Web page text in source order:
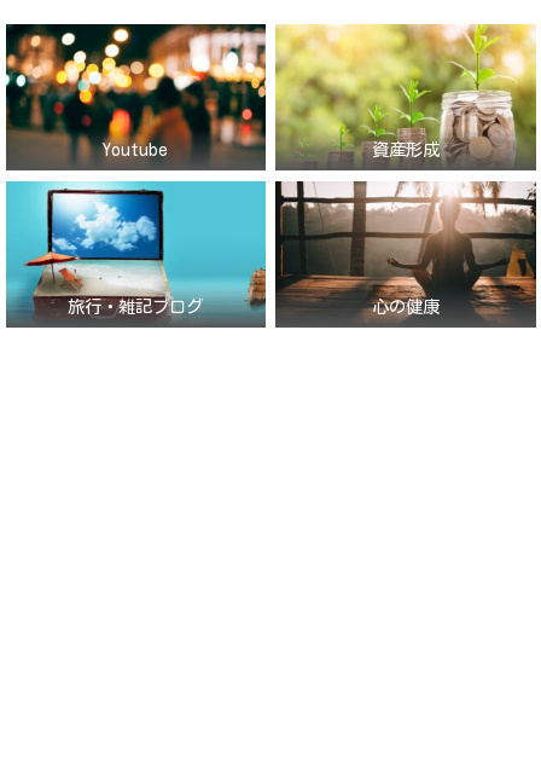
Youtube 資産形成
旅行・雑記ブログ 心の健康